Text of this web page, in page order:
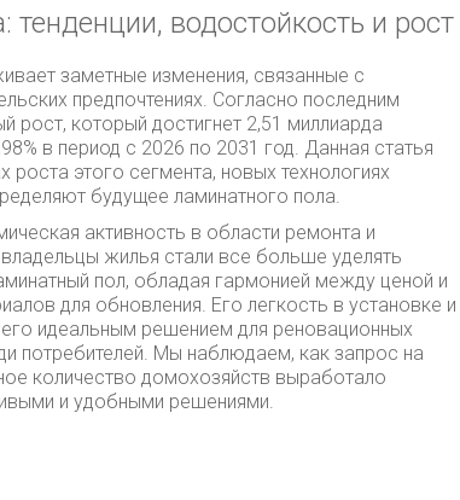
водостойкость и рост
заметные изменения, связанные с
предпочтениях. Согласно последним
рост, который достигнет 2,51 миллиарда
в период с 2026 по 2031 год. Данная статья
этого сегмента, новых технологиях
будущее ламинатного пола.
активность в области ремонта и
жилья стали все больше уделять
пол, обладая гармонией между ценой и
для обновления. Его легкость в установке и
идеальным решением для реновационных
потребителей. Мы наблюдаем, как запрос на
количество домохозяйств выработало
и удобными решениями.